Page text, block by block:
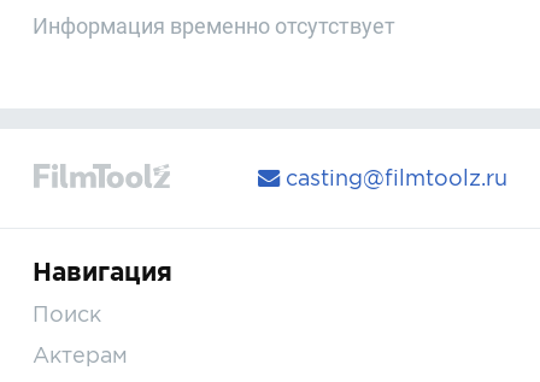
Информация временно отсутствует
casting@filmtoolz.ru
Навигация
Поиск
Актерам